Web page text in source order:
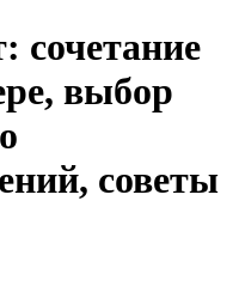
сочетание
выбор
советы